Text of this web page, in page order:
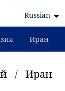
Russian
Иран
/ Иран